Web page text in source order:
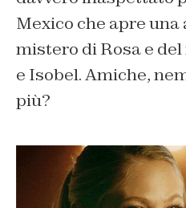
Mexico che apre
mistero di Rosa e
e Isobel. Amiche,
più?